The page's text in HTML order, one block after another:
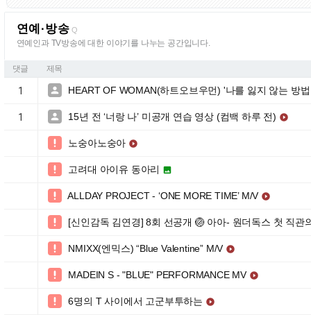
연예·방송 Q
연예인과 TV방송에 대한 이야기를 나누는 공간입니다.
댓글 제목
1  HEART OF WOMAN(하트오브우먼) '나를 잃지 않는 방
1  15년 전 ‘너랑 나’ 미공개 연습 영상 (컴백 하루 전) 
 노숭아노숭아 
 고려대 아이유 동아리 
 ALLDAY PROJECT - ‘ONE MORE TIME’ M/V 
 [신인감독 김연경] 8회 선공개 🏐 아아- 원더독스 첫 직관
 NMIXX(엔믹스) “Blue Valentine” M/V 
 MADEIN S - "BLUE" PERFORMANCE MV 
 6명의 T 사이에서 고군부투하는 